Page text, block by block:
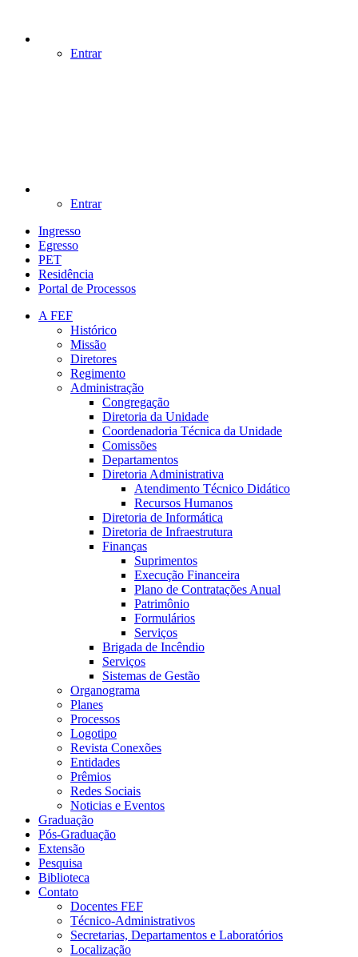
Entrar
Entrar
Ingresso
Egresso
PET
Residência
Portal de Processos
A FEF
Histórico
Missão
Diretores
Regimento
Administração
Congregação
Diretoria da Unidade
Coordenadoria Técnica da Unidade
Comissões
Departamentos
Diretoria Administrativa
Atendimento Técnico Didático
Recursos Humanos
Diretoria de Informática
Diretoria de Infraestrutura
Finanças
Suprimentos
Execução Financeira
Plano de Contratações Anual
Patrimônio
Formulários
Serviços
Brigada de Incêndio
Serviços
Sistemas de Gestão
Organograma
Planes
Processos
Logotipo
Revista Conexões
Entidades
Prêmios
Redes Sociais
Noticias e Eventos
Graduação
Pós-Graduação
Extensão
Pesquisa
Biblioteca
Contato
Docentes FEF
Técnico-Administrativos
Secretarias, Departamentos e Laboratórios
Localização